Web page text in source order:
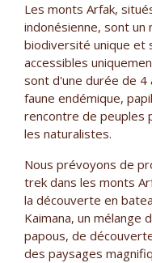
Les monts Arfak,
indonésienne, sont un
biodiversité unique et
accessibles
sont d'une durée de 4
faune endémique,
rencontre de peuples
les naturalistes.
Nous prévoyons de
trek dans les monts
la découverte en
Kaimana, un mélange
papous, de
des paysages